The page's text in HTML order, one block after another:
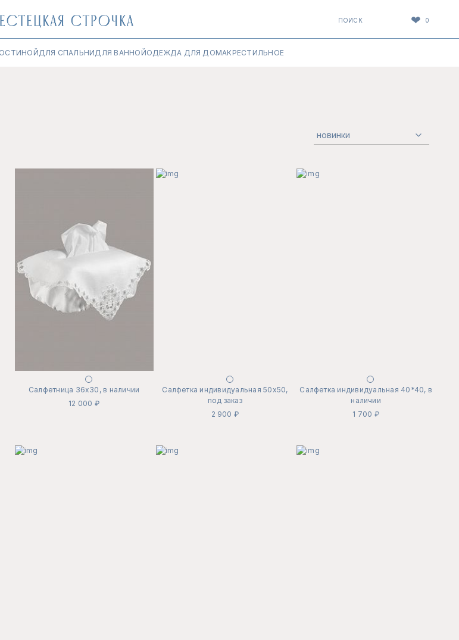
ПОИСК ❤ 0
ДЛЯ СПАЛЬНИДЛЯ ВАННОЙОДЕЖДА ДЛЯ ДОМАКРЕСТИЛЬНОЕ
Салфетница 36х30, в наличии
12 000 ₽
Салфетка индивидуальная 50х50,
под заказ
2 900 ₽
Салфетка индивидуальная 40*40, в
наличии
1 700 ₽